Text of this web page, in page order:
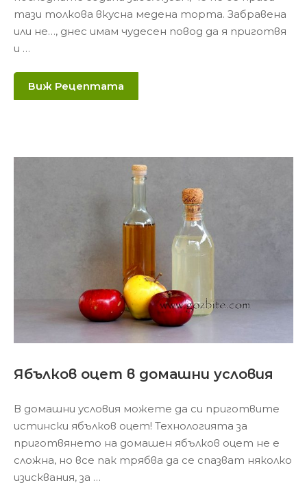
тази толкова вкусна медена торта. Забравена
или не…, днес имам чудесен повод да я приготвя
и …
Виж Рецептата
Ябълков оцет в домашни условия
В домашни условия можете да си приготвите
истински ябълков оцет! Технологията за
приготвянето на домашен ябълков оцет не е
сложна, но все пак трябва да се спазват няколко
изисквания, за …